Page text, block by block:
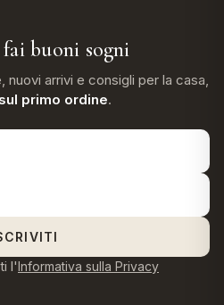
buoni sogni
nuovi arrivi e consigli per la casa,
primo ordine.
l'Informativa sulla Privacy